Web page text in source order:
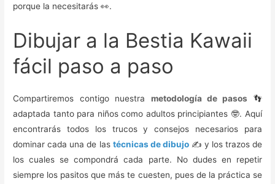
porque la necesitarás 👀.
Dibujar a la Bestia Kawaii
fácil paso a paso
Compartiremos contigo nuestra metodología de pasos 👣
adaptada tanto para niños como adultos principiantes 🤓. Aquí
encontrarás todos los trucos y consejos necesarios para
dominar cada una de las técnicas de dibujo ✍️ y los trazos de
los cuales se compondrá cada parte. No dudes en repetir
siempre los pasitos que más te cuesten, pues de la práctica se